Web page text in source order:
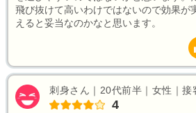
飛び抜けて高いわけではないので効果が
えると妥当なのかなと思います。
刺身さん｜20代前半｜女性｜
4